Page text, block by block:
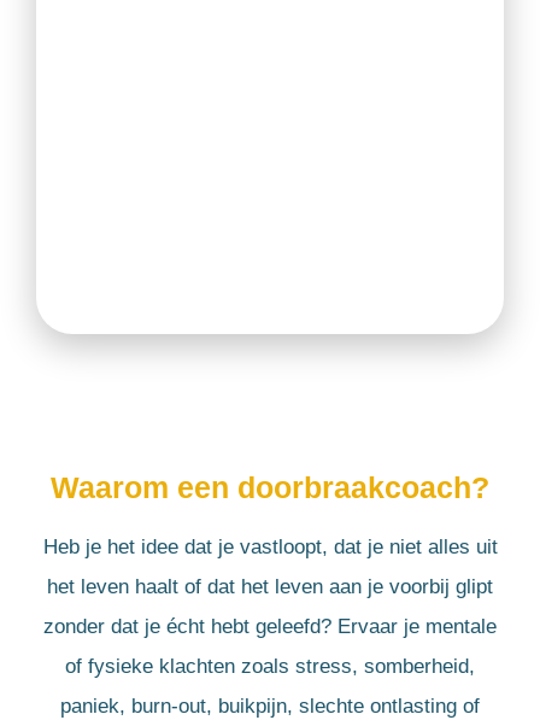
Waarom een doorbraakcoach?​
Heb je het idee dat je vastloopt, dat je niet alles uit
het leven haalt of dat het leven aan je voorbij glipt
zonder dat je écht hebt geleefd? Ervaar je mentale
of fysieke klachten zoals stress, somberheid,
paniek, burn-out, buikpijn, slechte ontlasting of